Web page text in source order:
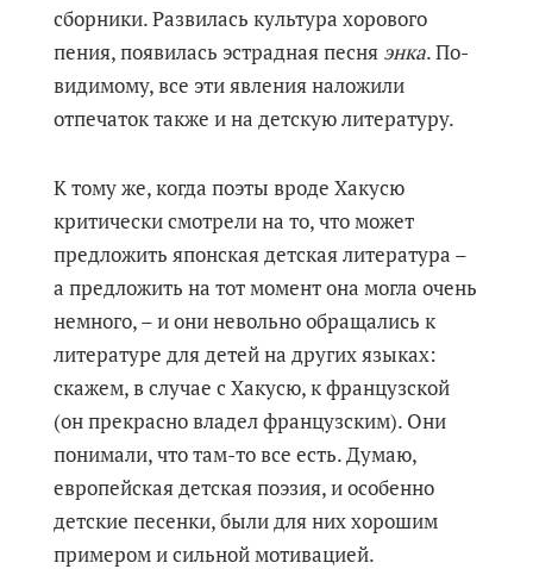
сборники. Развилась культура хорового
пения, появилась эстрадная песня энка. По-
видимому, все эти явления наложили
отпечаток также и на детскую литературу.
К тому же, когда поэты вроде Хакусю
критически смотрели на то, что может
предложить японская детская литература –
а предложить на тот момент она могла очень
немного, – и они невольно обращались к
литературе для детей на других языках:
скажем, в случае с Хакусю, к французской
(он прекрасно владел французским). Они
понимали, что там-то все есть. Думаю,
европейская детская поэзия, и особенно
детские песенки, были для них хорошим
примером и сильной мотивацией.